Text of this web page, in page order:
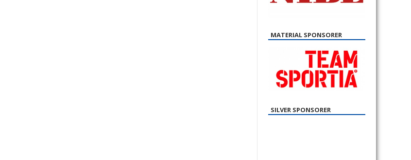
MATERIAL SPONSORER
SILVER SPONSORER